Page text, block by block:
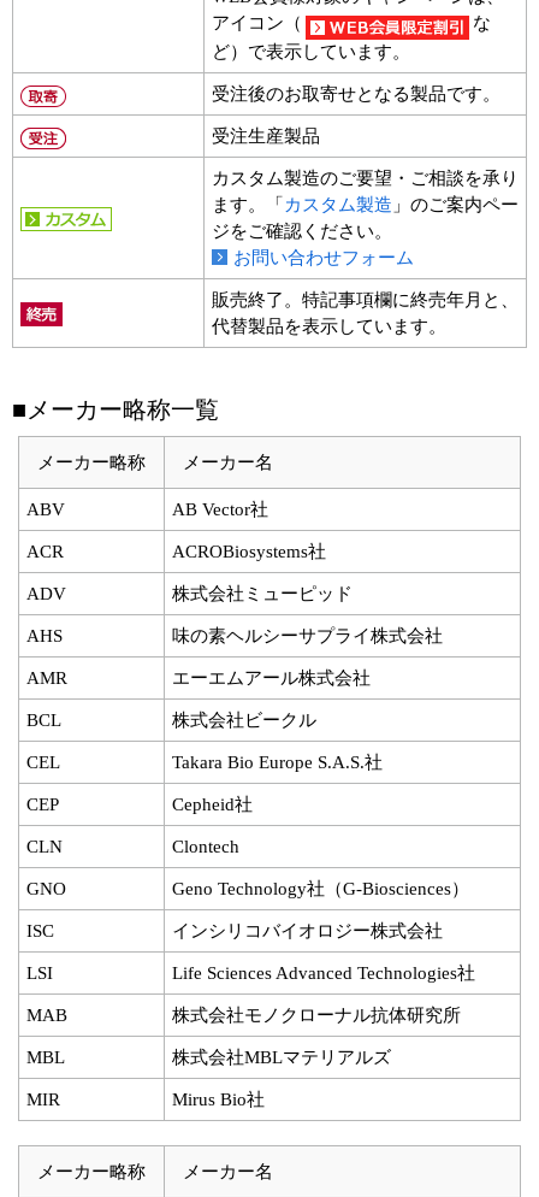
アイコン（
な
ど）で表示しています。
受注後のお取寄せとなる製品です。
受注生産製品
カスタム製造のご要望・ご相談を承り
ます。「 カスタム製造 」のご案内ペー
ジをご確認ください。
お問い合わせフォーム
販売終了。特記事項欄に終売年月と、
代替製品を表示しています。
■メーカー略称一覧
メーカー略称 メーカー名
ABV AB Vector社
ACR ACROBiosystems社
ADV 株式会社ミューピッド
AHS 味の素ヘルシーサプライ株式会社
AMR エーエムアール株式会社
BCL 株式会社ビークル
CEL Takara Bio Europe S.A.S.社
CEP Cepheid社
CLN Clontech
GNO Geno Technology社（G-Biosciences）
ISC インシリコバイオロジー株式会社
LSI Life Sciences Advanced Technologies社
MAB 株式会社モノクローナル抗体研究所
MBL 株式会社MBLマテリアルズ
MIR Mirus Bio社
メーカー略称 メーカー名